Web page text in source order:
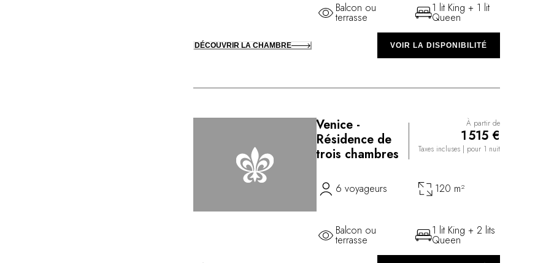
Balcon ou
terrasse
1 lit King + 1 lit
Queen
DÉCOUVRIR LA CHAMBRE VOIR LA DISPONIBILITÉ
Venice -
Résidence de
trois chambres
À partir de
1 515 €
Taxes incluses | pour 1 nuit
6 voyageurs 120 m²
Balcon ou
terrasse
1 lit King + 2 lits
Queen